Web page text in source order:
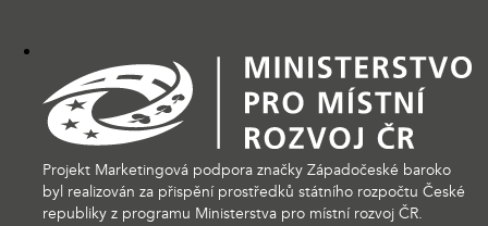
Projekt Marketingová podpora značky Západočeské baroko
byl realizován za přispění prostředků státního rozpočtu České
republiky z programu Ministerstva pro místní rozvoj ČR.